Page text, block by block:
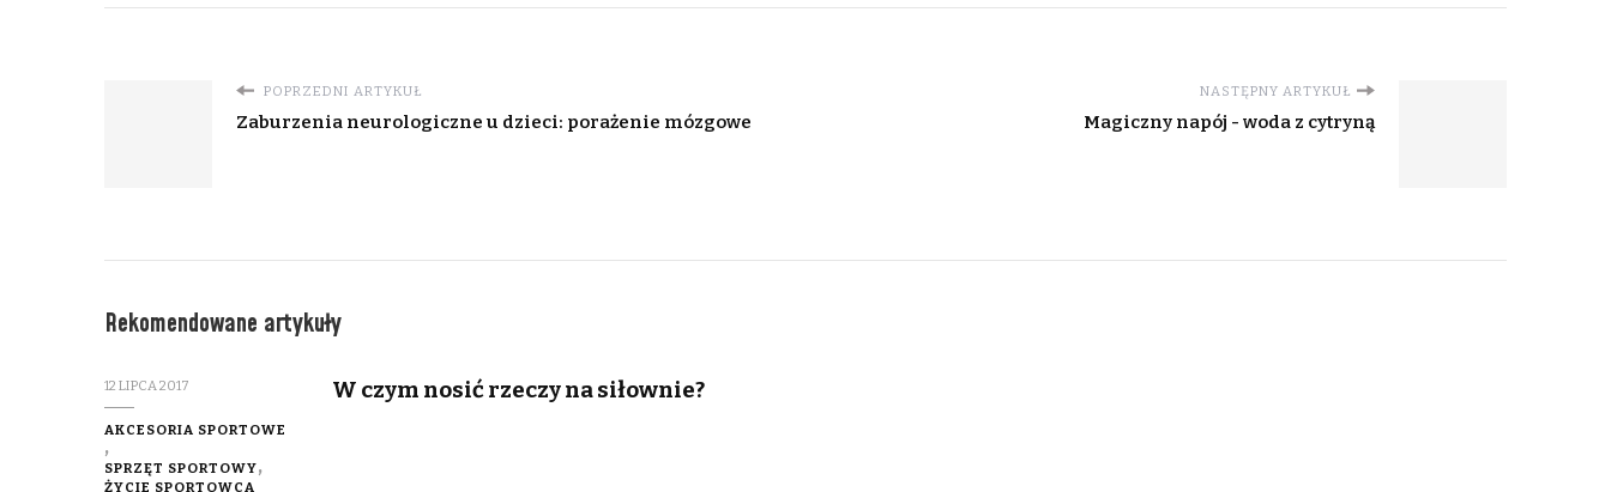
POPRZEDNI ARTYKUŁ
Zaburzenia neurologiczne u dzieci: porażenie mózgowe
NASTĘPNY ARTYKUŁ
Magiczny napój - woda z cytryną
Rekomendowane artykuły
12 LIPCA 2017
AKCESORIA SPORTOWE
SPRZĘT SPORTOWY
ŻYCIE SPORTOWCA
W czym nosić rzeczy na siłownie?